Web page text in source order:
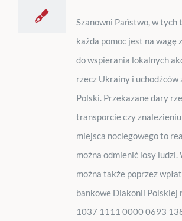
Szanowni Państwo, w tych
każda pomoc jest na wagę
do wspierania lokalnych
rzecz Ukrainy i uchodźców
Polski. Przekazane dary
transporcie czy
miejsca noclegowego to
można odmienić losy ludzi.
można także poprzez
bankowe Diakonii Polskiej
1037 1111 0000 0693